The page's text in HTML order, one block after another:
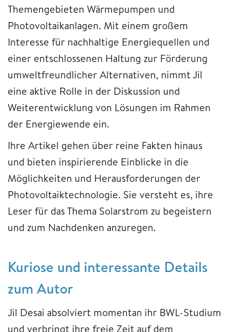
Themengebieten Wärmepumpen und
Photovoltaikanlagen. Mit einem großem
Interesse für nachhaltige Energiequellen und
einer entschlossenen Haltung zur Förderung
umweltfreundlicher Alternativen, nimmt Jil
eine aktive Rolle in der Diskussion und
Weiterentwicklung von Lösungen im Rahmen
der Energiewende ein.
Ihre Artikel gehen über reine Fakten hinaus
und bieten inspirierende Einblicke in die
Möglichkeiten und Herausforderungen der
Photovoltaiktechnologie. Sie versteht es, ihre
Leser für das Thema Solarstrom zu begeistern
und zum Nachdenken anzuregen.
Kuriose und interessante Details
zum Autor
Jil Desai absolviert momentan ihr BWL-Studium
und verbringt ihre freie Zeit auf dem